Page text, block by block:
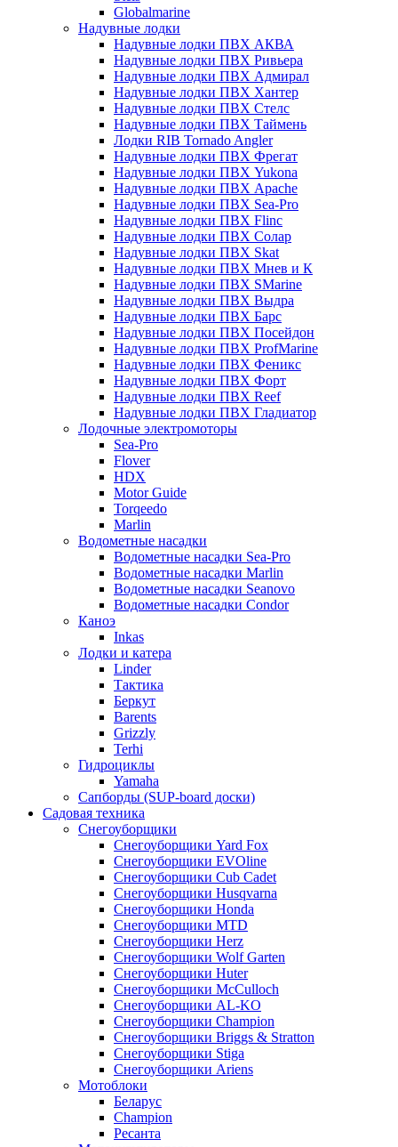
Globalmarine
Надувные лодки
Надувные лодки ПВХ АКВА
Надувные лодки ПВХ Ривьера
Надувные лодки ПВХ Адмирал
Надувные лодки ПВХ Хантер
Надувные лодки ПВХ Стелс
Надувные лодки ПВХ Таймень
Лодки RIB Tornado Angler
Надувные лодки ПВХ Фрегат
Надувные лодки ПВХ Yukona
Надувные лодки ПВХ Apache
Надувные лодки ПВХ Sea-Pro
Надувные лодки ПВХ Flinc
Надувные лодки ПВХ Солар
Надувные лодки ПВХ Skat
Надувные лодки ПВХ Мнев и К
Надувные лодки ПВХ SMarine
Надувные лодки ПВХ Выдра
Надувные лодки ПВХ Барс
Надувные лодки ПВХ Посейдон
Надувные лодки ПВХ ProfMarine
Надувные лодки ПВХ Феникс
Надувные лодки ПВХ Форт
Надувные лодки ПВХ Reef
Надувные лодки ПВХ Гладиатор
Лодочные электромоторы
Sea-Pro
Flover
HDX
Motor Guide
Torqeedo
Marlin
Водометные насадки
Водометные насадки Sea-Pro
Водометные насадки Marlin
Водометные насадки Seanovo
Водометные насадки Condor
Каноэ
Inkas
Лодки и катера
Linder
Тактика
Беркут
Barents
Grizzly
Terhi
Гидроциклы
Yamaha
Сапборды (SUP-board доски)
Садовая техника
Снегоуборщики
Снегоуборщики Yard Fox
Снегоуборщики EVOline
Снегоуборщики Cub Cadet
Снегоуборщики Husqvarna
Снегоуборщики Honda
Снегоуборщики MTD
Снегоуборщики Herz
Снегоуборщики Wolf Garten
Снегоуборщики Huter
Снегоуборщики McCulloch
Снегоуборщики AL-KO
Снегоуборщики Champion
Снегоуборщики Briggs & Stratton
Снегоуборщики Stiga
Снегоуборщики Ariens
Мотоблоки
Беларус
Champion
Ресанта